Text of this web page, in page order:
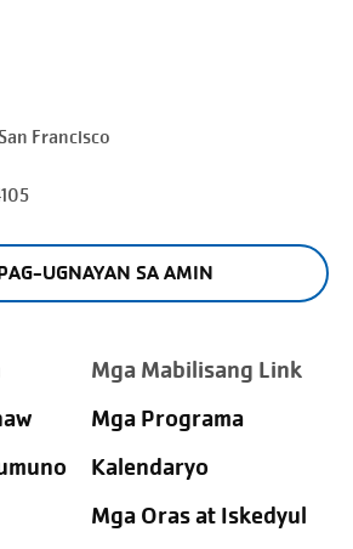
San Francisco
UGNAYAN SA AMIN
Mga Mabilisang Link
Mga Programa
Kalendaryo
Mga Oras at Iskedyul